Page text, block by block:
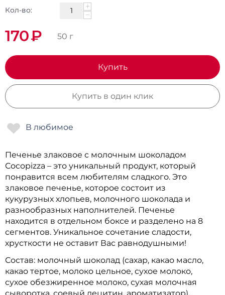
Кол-во:
+
−
170₽ 50 г
Купить
Купить в один клик
Печенье злаковое с молочным шоколадом
Сосорizza – это уникальный продукт, который
понравится всем любителям сладкого. Это
злаковое печенье, которое состоит из
кукурузных хлопьев, молочного шоколада и
разнообразных наполнителей. Печенье
находится в отдельном боксе и разделено на 8
сегментов. Уникальное сочетание сладости,
хрусткости не оставит Вас равнодушными!
Состав: молочный шоколад (сахар, какао масло,
какао тертое, молоко цельное, сухое молоко,
сухое обезжиренное молоко, сухая молочная